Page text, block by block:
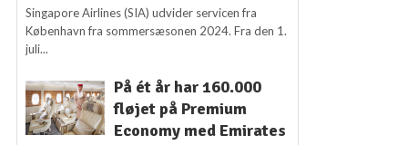
Singapore Airlines (SIA) udvider servicen fra
København fra sommersæsonen 2024. Fra den 1.
juli...
På ét år har 160.000
fløjet på Premium
Economy med Emirates